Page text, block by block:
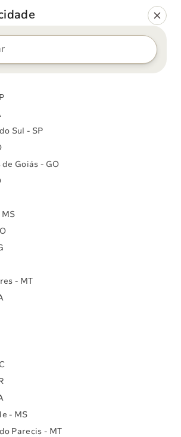
vacinal disponível no Sabin. Chegou a
vacinação e deixar a imunidade alta o
você conta com proteção para toda a
esta procurando?
e suas formas graves,
tuberculosa e a tuberculose
Sul - SP
Goiás - GO
- MT
- MS
Parecis - MT